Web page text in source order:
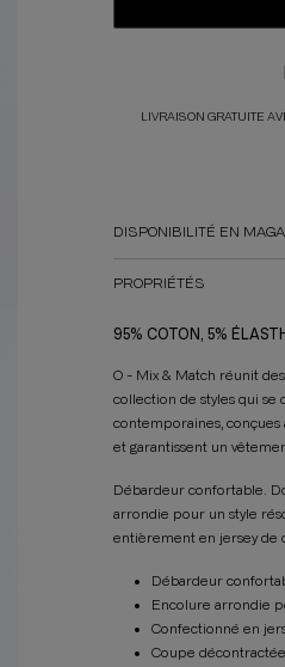
LIVRAISON GRATUITE
DISPONIBILITÉ EN
PROPRIÉTÉS
95% COTON, 5%
O - Mix & Match réunit
collection de styles qui
contemporaines,
et garantissent un
Débardeur confortable.
arrondie pour un style
entièrement en jersey de
Débardeur
Encolure arrondie
Confectionné en
Coupe